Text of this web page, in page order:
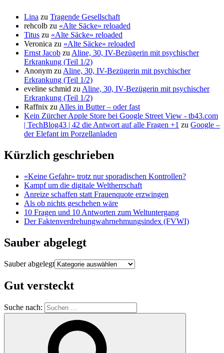
Lina zu Tragende Gesellschaft
rehcolb zu «Alte Säcke» reloaded
Titus zu «Alte Säcke» reloaded
Veronica zu «Alte Säcke» reloaded
Ernst Jacob zu Aline, 30, IV-Bezügerin mit psychischer
Erkrankung (Teil 1/2)
Anonym zu Aline, 30, IV-Bezügerin mit psychischer
Erkrankung (Teil 1/2)
eveline schmid zu Aline, 30, IV-Bezügerin mit psychischer
Erkrankung (Teil 1/2)
Raffnix zu Alles in Butter – oder fast
Kein Zürcher Apple Store bei Google Street View - tb43.com
| TechBlog43 | 42 die Antwort auf alle Fragen +1 zu Google –
der Elefant im Porzellanladen
Kürzlich geschrieben
«Keine Gefahr» trotz nur sporadischen Kontrollen?
Kampf um die digitale Weltherrschaft
Anreize schaffen statt Frauenquote erzwingen
Als ob nichts geschehen wäre
10 Fragen und 10 Antworten zum Weltuntergang
Der Faktenverdrehungwahrnehmungsindex (FVWI)
Sauber abgelegt
Sauber abgelegt
Gut versteckt
Suche nach: